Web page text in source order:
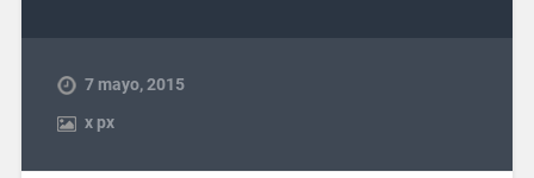
7 mayo, 2015
xpx